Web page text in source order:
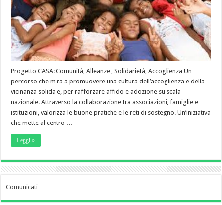
Progetto CASA: Comunità, Alleanze , Solidarietà, Accoglienza Un
percorso che mira a promuovere una cultura dell’accoglienza e della
vicinanza solidale, per rafforzare affido e adozione su scala
nazionale. Attraverso la collaborazione tra associazioni, famiglie e
istituzioni, valorizza le buone pratiche e le reti di sostegno. Un’iniziativa
che mette al centro …
Leggi »
Comunicati